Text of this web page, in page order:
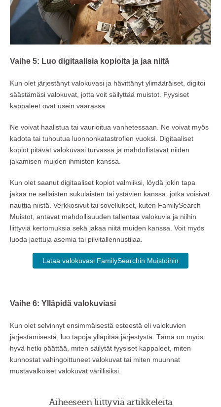
Vaihe 5: Luo digitaalisia kopioita ja jaa niitä
Kun olet järjestänyt valokuvasi ja hävittänyt ylimääräiset, digitoi
säästämäsi valokuvat, jotta voit säilyttää muistot. Fyysiset
kappaleet ovat usein vaarassa.
Ne voivat haalistua tai vaurioitua vanhetessaan. Ne voivat myös
kadota tai tuhoutua luonnonkatastrofien vuoksi. Digitaaliset
kopiot pitävät valokuvasi turvassa ja mahdollistavat niiden
jakamisen muiden ihmisten kanssa.
Kun olet saanut digitaaliset kopiot valmiiksi, löydä jokin tapa
jakaa ne sellaisten sukulaisten tai ystävien kanssa, jotka voisivat
nauttia niistä. Verkkosivut tai sovellukset, kuten FamilySearch
Muistot, antavat mahdollisuuden tallentaa valokuvia ja niihin
liittyviä kertomuksia sekä jakaa niitä muiden kanssa. Voit myös
luoda jaettuja asemia tai pilvitallennustilaa.
Lataa valokuvasi FamilySearchin Muistoihin
Vaihe 6: Ylläpidä valokuviasi
Kun olet selvinnyt ensimmäisestä esteestä eli valokuvien
järjestämisestä, luo tapoja ylläpitää järjestystä. Tämä on myös
hyvä hetki päättää, miten säilytät fyysiset kappaleet, miten
kunnostat vahingoittuneet valokuvat tai miten muunnat
mustavalkoiset valokuvat värillisiksi.
Aiheeseen liittyviä artikkeleita